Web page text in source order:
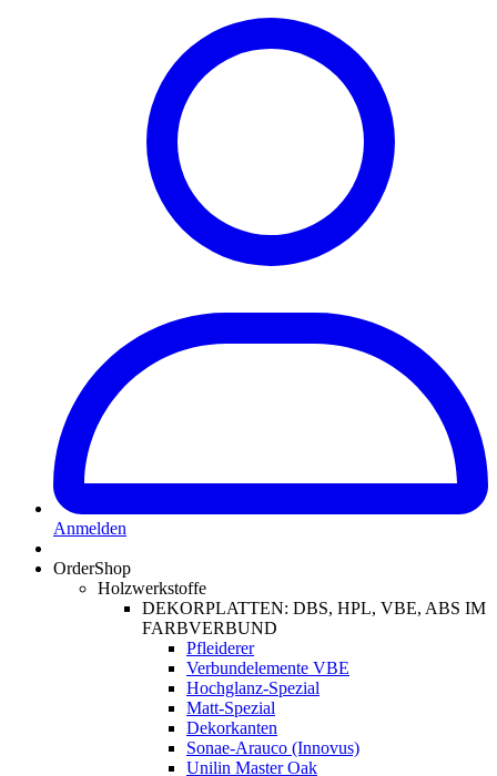
Anmelden
OrderShop
Holzwerkstoffe
DEKORPLATTEN: DBS, HPL, VBE, ABS IM
FARBVERBUND
Pfleiderer
Verbundelemente VBE
Hochglanz-Spezial
Matt-Spezial
Dekorkanten
Sonae-Arauco (Innovus)
Unilin Master Oak